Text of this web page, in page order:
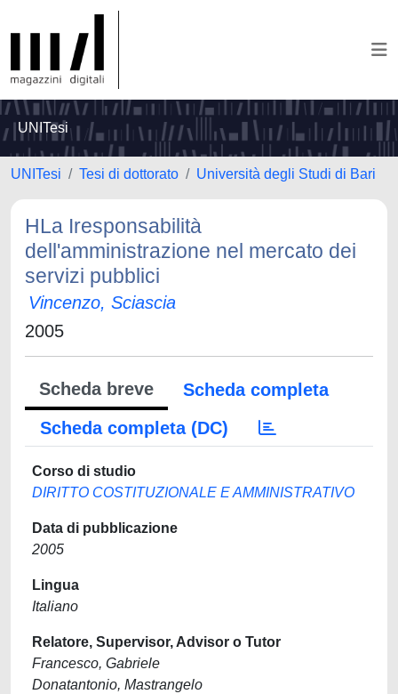
UNITesi
UNITesi Tesi di dottorato Università degli Studi di Bari
HLa Iresponsabilità
dell'amministrazione nel mercato dei
servizi pubblici
Vincenzo, Sciascia
2005
Scheda breve
Scheda completa
Scheda completa (DC)
Corso di studio
DIRITTO COSTITUZIONALE E AMMINISTRATIVO
Data di pubblicazione
2005
Lingua
Italiano
Relatore, Supervisor, Advisor o Tutor
Francesco, Gabriele
Donatantonio, Mastrangelo